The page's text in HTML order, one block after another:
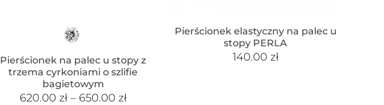
Pierścionek na palec u stopy z
trzema cyrkoniami o szlifie
bagietowym
620.00 zł– 650.00 zł
Pierścionek elastyczny na palec u
stopy PERLA
140.00 zł